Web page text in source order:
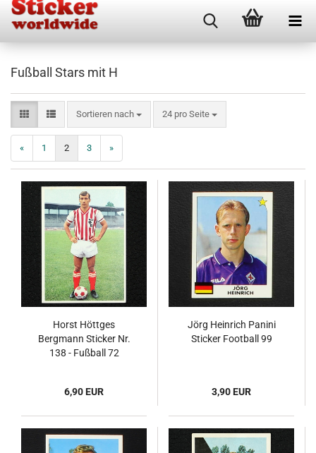
Fußball Stars mit H
Sortieren nach
Sortieren nach 24 pro Seite
pro Seite
« 1 2 3 »
Horst Höttges
Bergmann Sticker Nr.
138 - Fußball 72
6,90 EUR
Jörg Heinrich Panini
Sticker Football 99
3,90 EUR